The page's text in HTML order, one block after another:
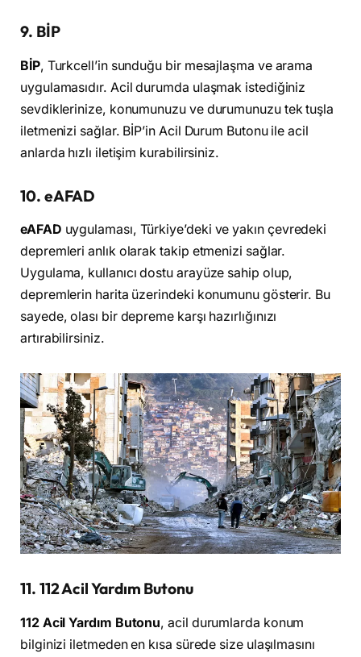
9. BİP
BİP, Turkcell’in sunduğu bir mesajlaşma ve arama
uygulamasıdır. Acil durumda ulaşmak istediğiniz
sevdiklerinize, konumunuzu ve durumunuzu tek tuşla
iletmenizi sağlar. BİP’in Acil Durum Butonu ile acil
anlarda hızlı iletişim kurabilirsiniz.
10. eAFAD
eAFAD uygulaması, Türkiye’deki ve yakın çevredeki
depremleri anlık olarak takip etmenizi sağlar.
Uygulama, kullanıcı dostu arayüze sahip olup,
depremlerin harita üzerindeki konumunu gösterir. Bu
sayede, olası bir depreme karşı hazırlığınızı
artırabilirsiniz.
11. 112 Acil Yardım Butonu
112 Acil Yardım Butonu, acil durumlarda konum
bilginizi iletmeden en kısa sürede size ulaşılmasını